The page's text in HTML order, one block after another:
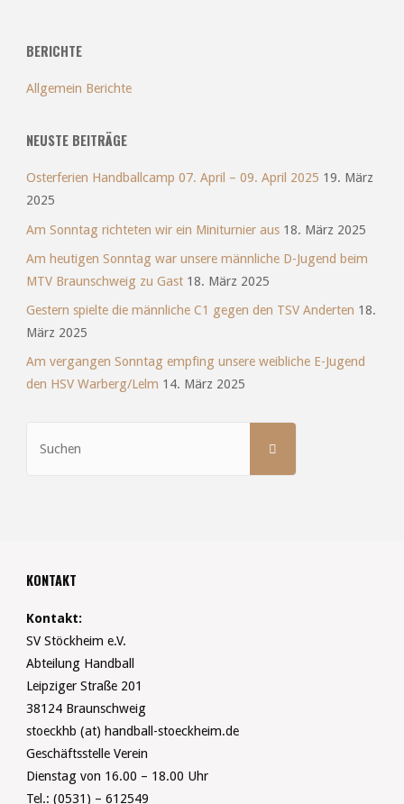
BERICHTE
Allgemein Berichte
NEUSTE BEITRÄGE
Osterferien Handballcamp 07. April – 09. April 2025 19. März
2025
Am Sonntag richteten wir ein Miniturnier aus 18. März 2025
Am heutigen Sonntag war unsere männliche D-Jugend beim
MTV Braunschweig zu Gast 18. März 2025
Gestern spielte die männliche C1 gegen den TSV Anderten 18.
März 2025
Am vergangen Sonntag empfing unsere weibliche E-Jugend
den HSV Warberg/Lelm 14. März 2025
SUCHEN
KONTAKT
Kontakt:
SV Stöckheim e.V.
Abteilung Handball
Leipziger Straße 201
38124 Braunschweig
stoeckhb (at) handball-stoeckheim.de
Geschäftsstelle Verein
Dienstag von 16.00 – 18.00 Uhr
Tel.: (0531) – 612549